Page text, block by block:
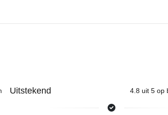
Nieuws & inspiratie in Vineé Vineuse